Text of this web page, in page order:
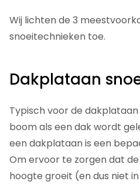
Wij lichten de 3
snoeitechnieken toe.
Dakplataan
Typisch voor de
boom als een dak wordt
een dakplataan is een
Om ervoor te zorgen dat
hoogte groeit (en dus niet